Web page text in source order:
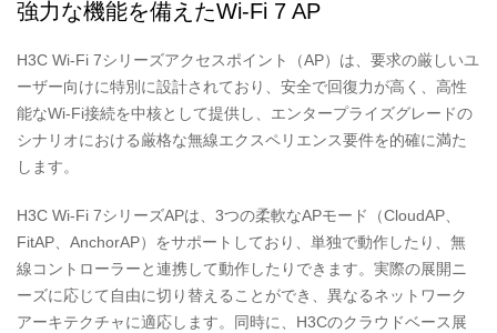
強力な機能を備えたWi-Fi 7 AP
H3C Wi-Fi 7シリーズアクセスポイント（AP）は、要求の厳しいユ
ーザー向けに特別に設計されており、安全で回復力が高く、高性
能なWi-Fi接続を中核として提供し、エンタープライズグレードの
シナリオにおける厳格な無線エクスペリエンス要件を的確に満た
します。
H3C Wi-Fi 7シリーズAPは、3つの柔軟なAPモード（CloudAP、
FitAP、AnchorAP）をサポートしており、単独で動作したり、無
線コントローラーと連携して動作したりできます。実際の展開ニ
ーズに応じて自由に切り替えることができ、異なるネットワーク
アーキテクチャに適応します。同時に、H3Cのクラウドベース展